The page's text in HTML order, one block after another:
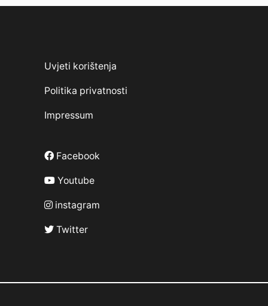
Uvjeti korištenja
Politika privatnosti
Impressum
Facebook
Youtube
instagram
Twitter